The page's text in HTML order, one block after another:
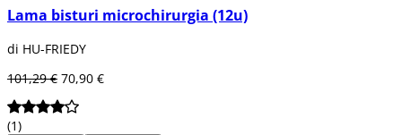
Lama bisturi microchirurgia (12u)
di HU-FRIEDY
101,29 € 70,90 €
(1)